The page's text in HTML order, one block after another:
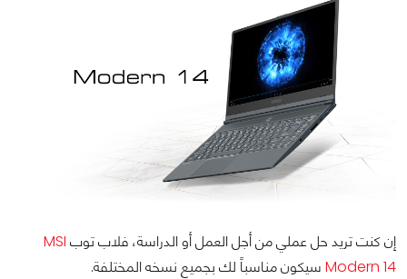
إن كنت تريد حل عملي من أجل العمل أو الدراسة، فلاب توب MSI
Modern 14 سيكون مناسباً لك بجميع نسخه المختلفة.